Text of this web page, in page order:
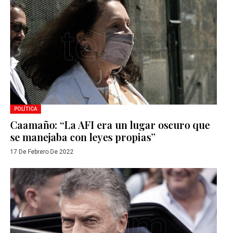
POLÍTICA
Caamaño: “La AFI era un lugar oscuro que
se manejaba con leyes propias”
17 De Febrero De 2022